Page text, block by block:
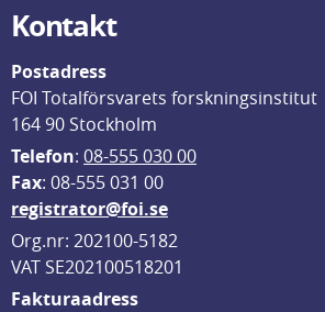
Kontakt
Postadress
FOI Totalförsvarets forskningsinstitut
164 90 Stockholm
Telefon: 08-555 030 00
Fax: 08-555 031 00
registrator@foi.se
Org.nr: 202100-5182
VAT SE202100518201
Fakturaadress